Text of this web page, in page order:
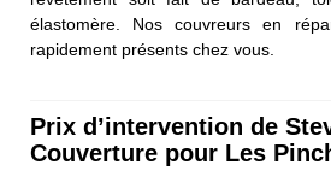
élastomère. Nos couvreurs en
rapidement présents chez vous.
Prix d’intervention de
Couverture pour Les